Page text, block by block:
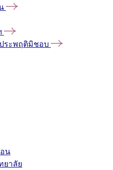
ระพฤติมิชอบ
น
ยาลัย